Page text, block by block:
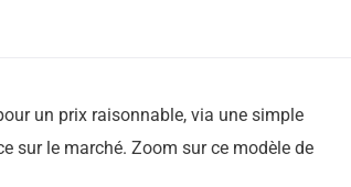
un prix raisonnable, via une simple
sur le marché. Zoom sur ce modèle de